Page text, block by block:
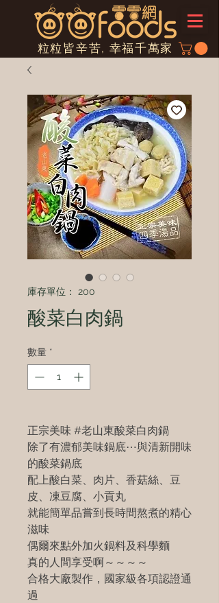
粒粒皆辛苦, 幸福千萬家
庫存單位： 200
酸菜白肉鍋
數量 *
正宗美味 #老山東酸菜白肉鍋
除了有濃郁美味鍋底⋯與清新開味
的酸菜鍋底
配上酸白菜、肉片、香菇絲、豆
皮、凍豆腐、小貢丸
就能簡單品嘗到長時間熬煮的精心
滋味
偶爾來點外加火鍋料及科學麵
真的人間享受啊～～～～
合格大廠製作，國家級各項認證通
過